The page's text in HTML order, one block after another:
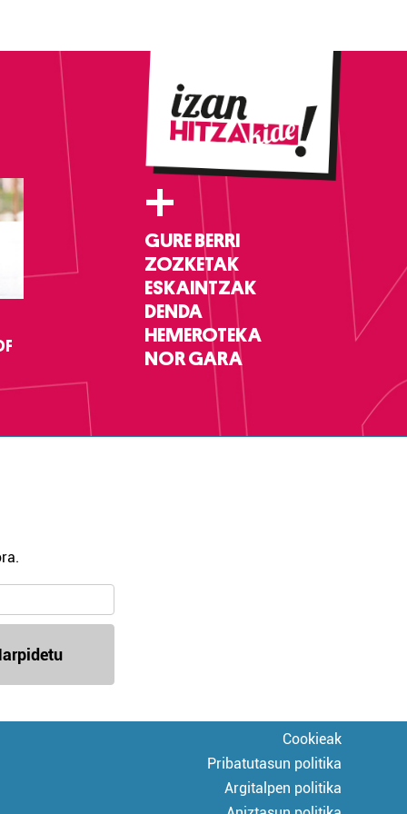
+
GURE BERRI
ZOZKETAK
ESKAINTZAK
DENDA
HEMEROTEKA
NOR GARA
Cookieak
Pribatutasun politika
Argitalpen politika